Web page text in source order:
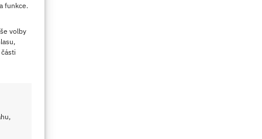
funkce.
volby